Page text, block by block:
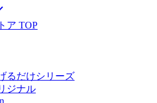
ア TOP
るだけシリーズ
ジナル